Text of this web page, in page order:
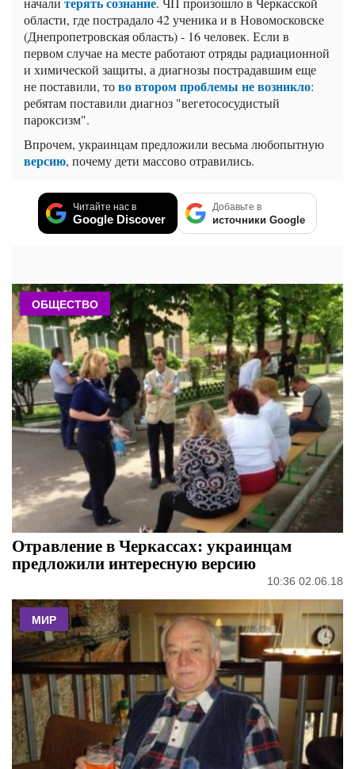
области, где пострадало 42 ученика и в Новомосковске
(Днепропетровская область) - 16 человек. Если в
первом случае на месте работают отряды радиационной
и химической защиты, а диагнозы пострадавшим еще
не поставили, тово втором проблемы не возникло:
ребятам поставили диагноз "вегетососудистый
пароксизм".
Впрочем, украинцам предложили весьма любопытную
версию, почему дети массово отравились.
Читайте нас в
Google Discover
Добавьте в
источники Google
ОБЩЕСТВО
Отравление в Черкассах: украинцам
предложили интересную версию
10:36 02.06.18
МИР